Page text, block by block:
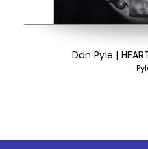
Dan Pyle |